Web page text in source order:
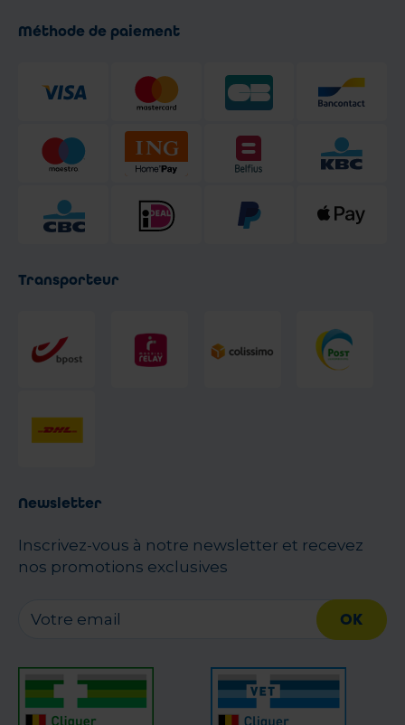
Méthode de paiement
Transporteur
Newsletter
Inscrivez-vous à notre newsletter et recevez
nos promotions exclusives
OK